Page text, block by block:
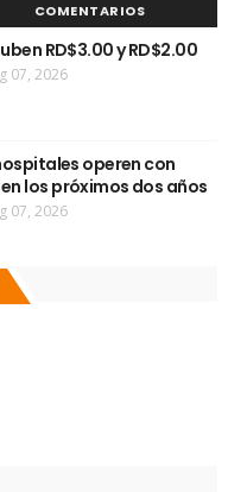
COMENTARIOS
RD$3.00 y RD$2.00
07, 2026
operen con
los próximos dos años
07, 2026